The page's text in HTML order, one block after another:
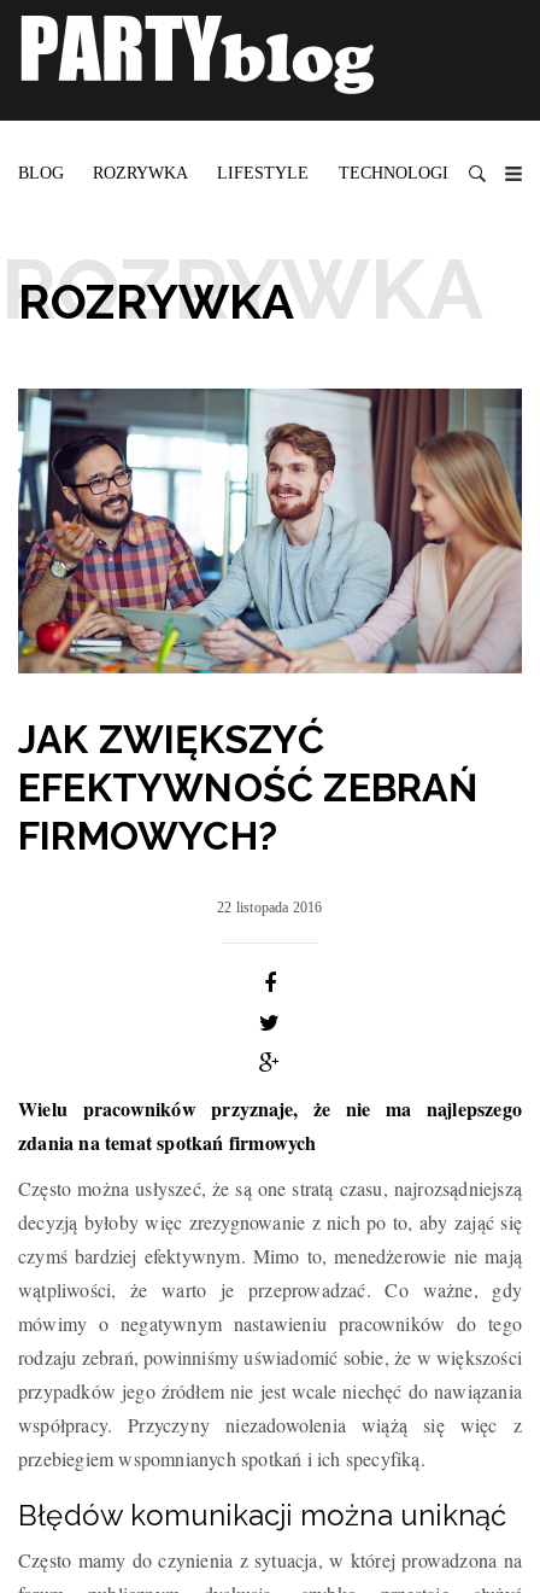
BLOG ROZRYWKA LIFESTYLE TECHNOLOGIE
ROZRYWKA
JAK ZWIĘKSZYĆ
EFEKTYWNOŚĆ ZEBRAŃ
FIRMOWYCH?
22 listopada 2016
Wielu pracowników przyznaje, że nie ma najlepszego
zdania na temat spotkań firmowych
Często można usłyszeć, że są one stratą czasu, najrozsądniejszą
decyzją byłoby więc zrezygnowanie z nich po to, aby zająć się
czymś bardziej efektywnym. Mimo to, menedżerowie nie mają
wątpliwości, że warto je przeprowadzać. Co ważne, gdy
mówimy o negatywnym nastawieniu pracowników do tego
rodzaju zebrań, powinniśmy uświadomić sobie, że w większości
przypadków jego źródłem nie jest wcale niechęć do nawiązania
współpracy. Przyczyny niezadowolenia wiążą się więc z
przebiegiem wspomnianych spotkań i ich specyfiką.
Błędów komunikacji można uniknąć
Często mamy do czynienia z sytuacja, w której prowadzona na